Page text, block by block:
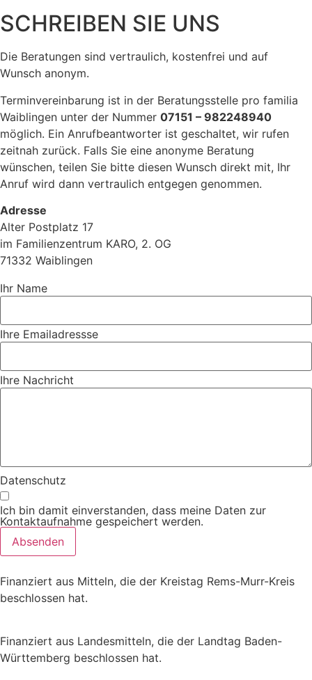
SCHREIBEN SIE UNS
Die Beratungen sind vertraulich, kostenfrei und auf
Wunsch anonym.
Terminvereinbarung ist in der Beratungsstelle pro familia
Waiblingen unter der Nummer 07151 – 982248940
möglich. Ein Anrufbeantworter ist geschaltet, wir rufen
zeitnah zurück. Falls Sie eine anonyme Beratung
wünschen, teilen Sie bitte diesen Wunsch direkt mit, Ihr
Anruf wird dann vertraulich entgegen genommen.
Adresse
Alter Postplatz 17
im Familienzentrum KARO, 2. OG
71332 Waiblingen
Ihr Name
Ihre Emailadressse
Ihre Nachricht
Datenschutz
Ich bin damit einverstanden, dass meine Daten zur
Kontaktaufnahme gespeichert werden.
Absenden
Finanziert aus Mitteln, die der Kreistag Rems-Murr-Kreis
beschlossen hat.
Finanziert aus Landesmitteln, die der Landtag Baden-
Württemberg beschlossen hat.